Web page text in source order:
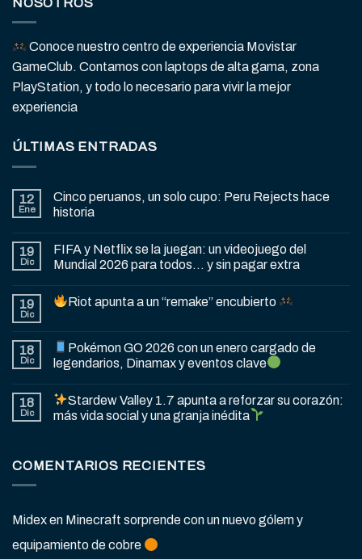
Conoce nuestro centro de experiencia Movistar
GameClub. Contamos con laptops de alta gama, zona
PlayStation, y todo lo necesario para vivir la mejor
experiencia
ÚLTIMAS ENTRADAS
12
Ene
Cinco peruanos, un solo cupo: Peru Rejects hace
historia
19
Dic
FIFA y Netflix se la juegan: un videojuego del
Mundial 2026 para todos… y sin pagar extra
19
Dic
Riot apunta a un “remake” encubierto
18
Dic
Pokémon GO 2026 con un enero cargado de
legendarios, Dinamax y eventos clave
18
Dic
Stardew Valley 1.7 apunta a reforzar su corazón:
más vida social y una granja inédita
COMENTARIOS RECIENTES
Midexen Minecraft sorprende con un nuevo gólem y
equipamiento de cobre